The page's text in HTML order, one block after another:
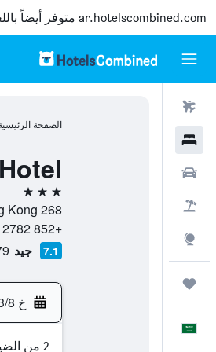
ar.hotelscombined.com متوفر أيضاً
الصفحة
3 نجوم
268 Shanghai Street, , Hong Kong, هونغ كونغ
+852 2782 0882
7.1 جيد 2,079
خ 13/8
2 من الضيوف، غرفة واحدة